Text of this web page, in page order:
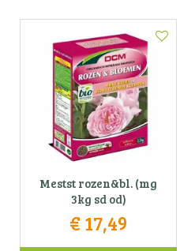
Mestst rozen&bl. (mg
3kg sd od)
€ 17,49